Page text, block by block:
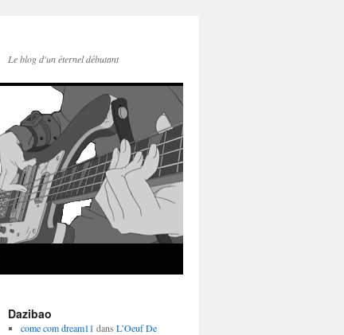
Le blog d'un éternel débutant
Dazibao
come com dream11 dans L’Oeuf De